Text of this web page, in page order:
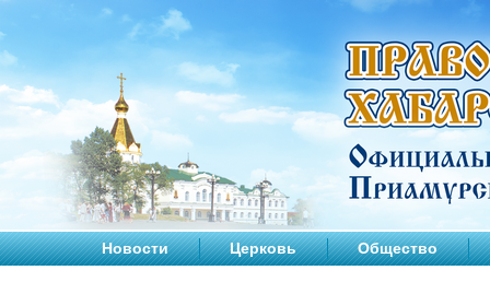
Новости Церковь Общество